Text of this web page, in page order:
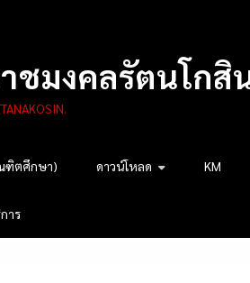
ชมงคลรัตนโกสิ
ฑิตศึกษา) ดาวน์โหลด KM
าร